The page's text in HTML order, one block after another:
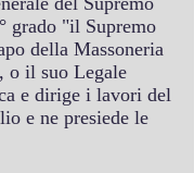
grado "il Supremo
della Massoneria
o il suo Legale
e dirige i lavori del
e ne presiede le